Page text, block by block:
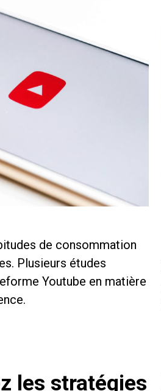
de consommation
Plusieurs études
Youtube en matière
les stratégies